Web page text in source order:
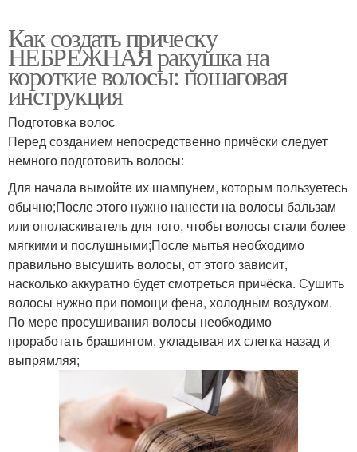
Как создать прическу
НЕБРЕЖНАЯ ракушка на
короткие волосы: пошаговая
инструкция
Подготовка волос
Перед созданием непосредственно причёски следует
немного подготовить волосы:
Для начала вымойте их шампунем, которым пользуетесь
обычно;После этого нужно нанести на волосы бальзам
или ополаскиватель для того, чтобы волосы стали более
мягкими и послушными;После мытья необходимо
правильно высушить волосы, от этого зависит,
насколько аккуратно будет смотреться причёска. Сушить
волосы нужно при помощи фена, холодным воздухом.
По мере просушивания волосы необходимо
проработать брашингом, укладывая их слегка назад и
выпрямляя;